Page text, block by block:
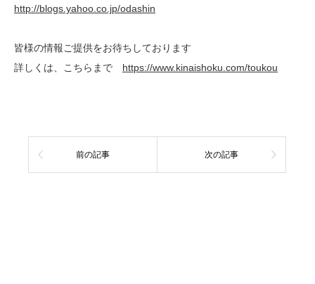
http://blogs.yahoo.co.jp/odashin
皆様の情報ご提供をお待ちしております
詳しくは、こちらまで https://www.kinaishoku.com/toukou
前の記事 次の記事